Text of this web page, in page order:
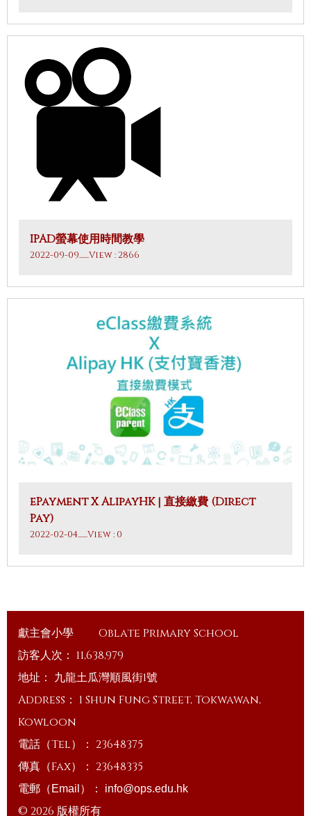
IPAD螢幕使用時間教學
2022-09-09.......View : 2866
ePayment X AlipayHK | 直接繳費 (Direct
Pay)
2022-02-04.......View : 0
獻主會小學
Oblate Primary School
訪客人次： 11,638,979
地址： 九龍土瓜灣順風街1號
Address： 1 Shun Fung Street, Tokwawan,
Kowloon
電話（Tel）： 23648375
傳真（Fax）： 23648335
電郵（Email）： info@ops.edu.hk
© 2026 版權所有